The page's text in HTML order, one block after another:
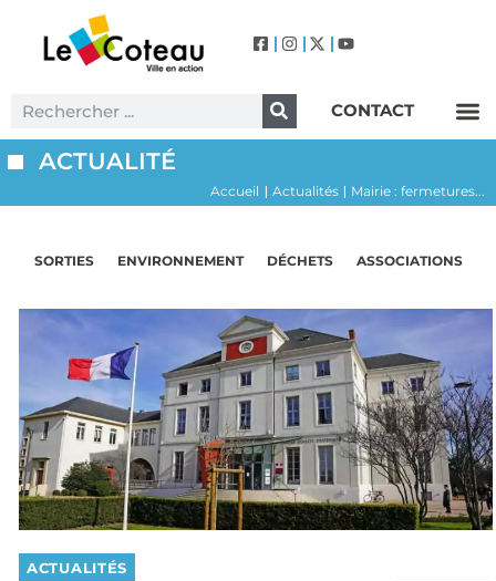
CONTACT
ACTUALITÉ
Accueil | Actualités | Mairie : fermetures...
SORTIES ENVIRONNEMENT DÉCHETS ASSOCIATIONS
ACTUALITÉS